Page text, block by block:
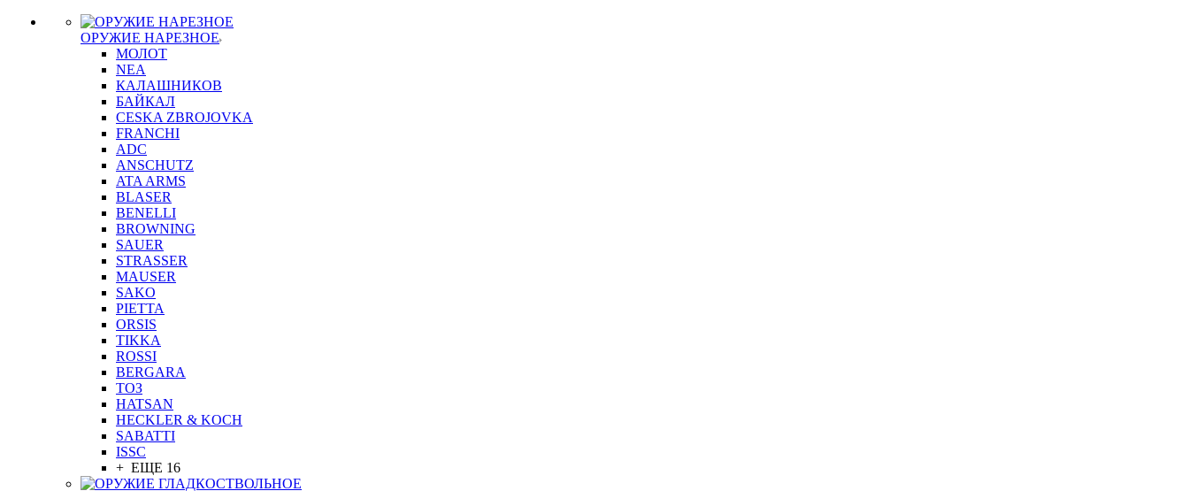
ОРУЖИЕ НАРЕЗНОЕ
МОЛОТ
NEA
КАЛАШНИКОВ
БАЙКАЛ
CESKA ZBROJOVKA
FRANCHI
ADC
ANSCHUTZ
ATA ARMS
BLASER
BENELLI
BROWNING
SAUER
STRASSER
MAUSER
SAKO
PIETTA
ORSIS
TIKKA
ROSSI
BERGARA
ТОЗ
HATSAN
HECKLER & KOCH
SABATTI
ISSC
+ ЕЩЕ 16